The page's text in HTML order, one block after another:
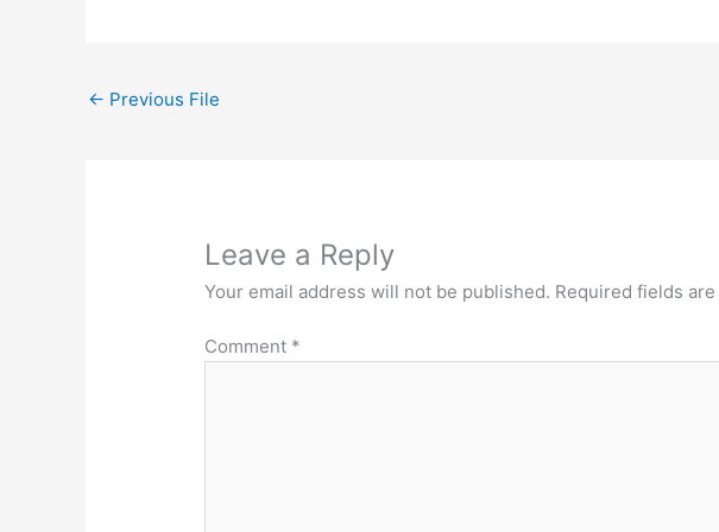
← Previous File
Leave a Reply
Your email address will not be published. Required fields
Comment *